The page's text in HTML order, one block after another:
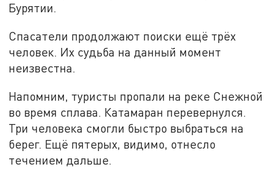
Бурятии.
Спасатели продолжают поиски ещё трёх
человек. Их судьба на данный момент
неизвестна.
Напомним, туристы пропали на реке Снежной
во время сплава. Катамаран перевернулся.
Три человека смогли быстро выбраться на
берег. Ещё пятерых, видимо, отнесло
течением дальше.